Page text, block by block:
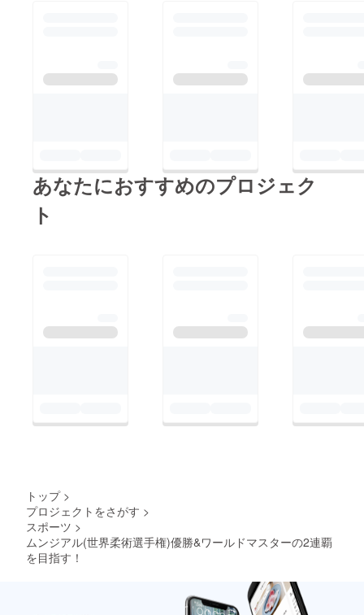
あなたにおすすめのプロジェク
ト
トップ >
プロジェクトをさがす >
スポーツ >
ムンジアル(世界柔術選手権)優勝&ワールドマスターの2連覇
を目指す！